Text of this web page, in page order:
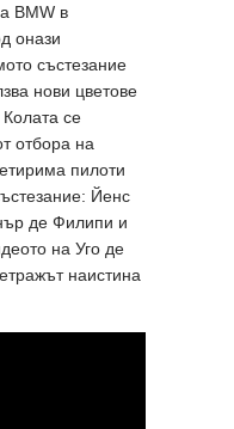
BMW в
онази
състезание
нови цветове
се
отбора на
пилоти
Йенс
де Филипи и
на Уго де
наистина